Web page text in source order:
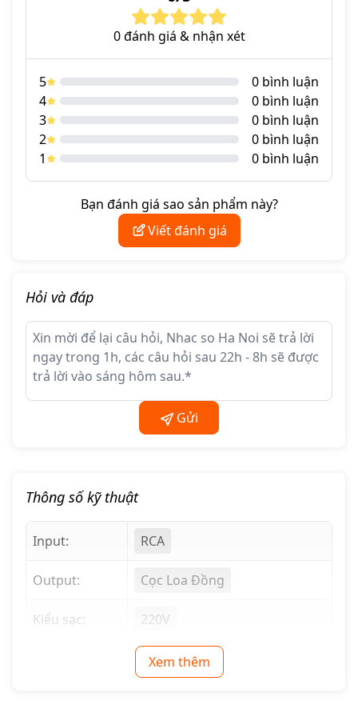
mà còn được trang bị Bluetooth 5.1 với các codec chất
lượng cao, đáp ứng nhu cầu nghe nhạc đa dạng của người
dùng hiện đại. Bài viết này sẽ đi sâu vào đánh giá chi tiết
lượng âm thanh và khả năng cạnh tranh trên thị trường
35MK3
Cayin MT-35MK3 không chỉ là một chiếc amply đèn đơn
thuần mà còn là một tác phẩm nghệ thuật được chế tác tỉ mỉ,
tích hợp nhiều công nghệ hiện đại để mang đến trải nghiệm
nghe nhạc tuyệt vời.
Thiết kế và chất lượng hoàn thiện
Ngay từ cái nhìn đầu tiên, Cayin MT-35MK3 đã gây ấn
point, một phương pháp kết nối truyền thống đòi hỏi sự
khéo léo và kinh nghiệm của người thợ, giúp tối ưu hóa
thiện của amply rất cao, thể hiện sự chăm chút đến từng chi
Amply sử dụng các linh kiện cao cấp, bao gồm biến áp xuất
thiết kế đặc biệt. Những thành phần này đóng vai trò then
chốt trong việc tái tạo âm thanh trung thực và mạnh mẽ. Để
bảo vệ người dùng khỏi nhiệt độ cao của bóng đèn, Cayin
0 đánh giá & nhận xét
5
0 bình luận
4
0 bình luận
3
0 bình luận
2
0 bình luận
1
0 bình luận
Bạn đánh giá sao sản phẩm này?
Viết đánh giá
Hỏi và đáp
Gửi
Thông số kỹ thuật
Input: RCA
Output: Cọc Loa Đồng
Kiểu sạc: 220V
Xem thêm